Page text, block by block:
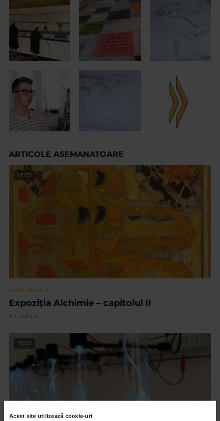
Acest site utilizează cookie-uri
ARTICOLE ASEMANATOARE
VIDEO
CLIPA DE ARTA
Expoziția Alchimie – capitolul II
6 vizualizari
VIDEO